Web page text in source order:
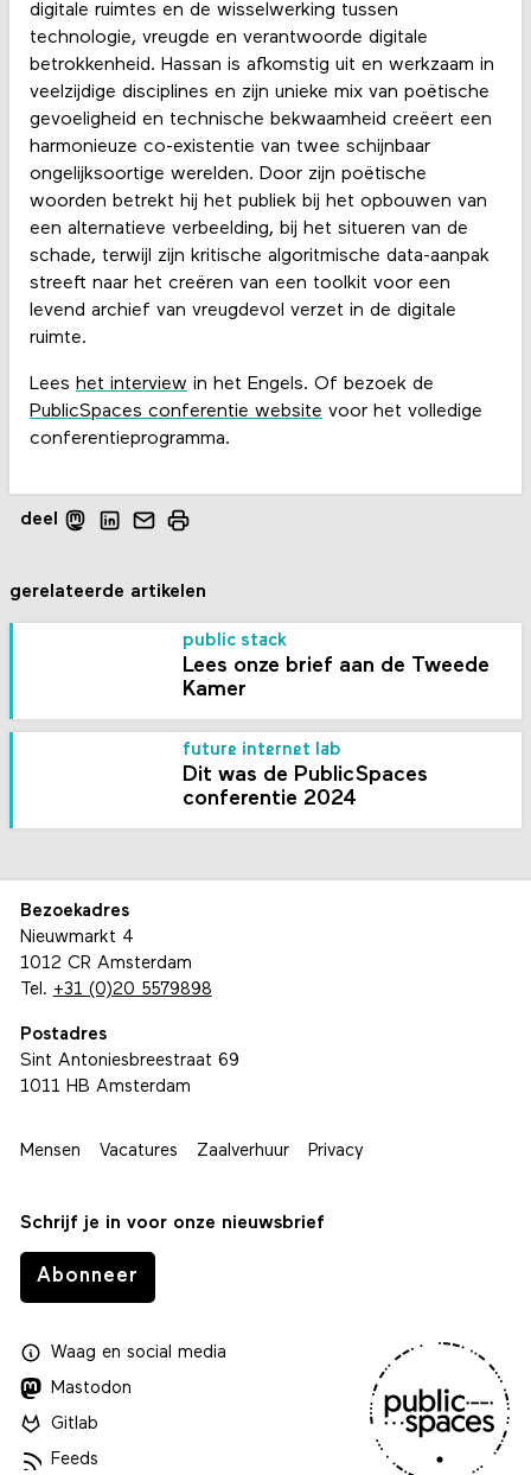
digitale ruimtes en de wisselwerking tussen
technologie, vreugde en verantwoorde digitale
betrokkenheid. Hassan is afkomstig uit en werkzaam in
veelzijdige disciplines en zijn unieke mix van poëtische
gevoeligheid en technische bekwaamheid creëert een
harmonieuze co-existentie van twee schijnbaar
ongelijksoortige werelden. Door zijn poëtische
woorden betrekt hij het publiek bij het opbouwen van
een alternatieve verbeelding, bij het situeren van de
schade, terwijl zijn kritische algoritmische data-aanpak
streeft naar het creëren van een toolkit voor een
levend archief van vreugdevol verzet in de digitale
ruimte.
Lees het interview in het Engels. Of bezoek de
PublicSpaces conferentie website voor het volledige
conferentieprogramma.
deel
gerelateerde artikelen
public stack
Lees onze brief aan de Tweede
Kamer
future internet lab
Dit was de PublicSpaces
conferentie 2024
Bezoekadres
Nieuwmarkt 4
1012 CR Amsterdam
Tel. +31 (0)20 5579898
Postadres
Sint Antoniesbreestraat 69
1011 HB Amsterdam
Mensen Vacatures Zaalverhuur Privacy
Schrijf je in voor onze nieuwsbrief
Abonneer
Waagen social media
Mastodon
Gitlab
Feeds